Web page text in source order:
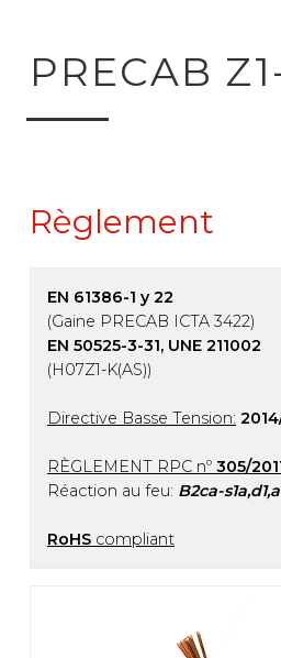
à la
PRECAB
Règlement
EN 61386-1 y 22
(Gaine PRECAB ICTA 3422)
EN 50525-3-31, UNE 211002
(H07Z1-K(AS))
Directive Basse Tension:
RÈGLEMENT RPC nº 305/
Réaction au feu: B2ca-
RoHS compliant